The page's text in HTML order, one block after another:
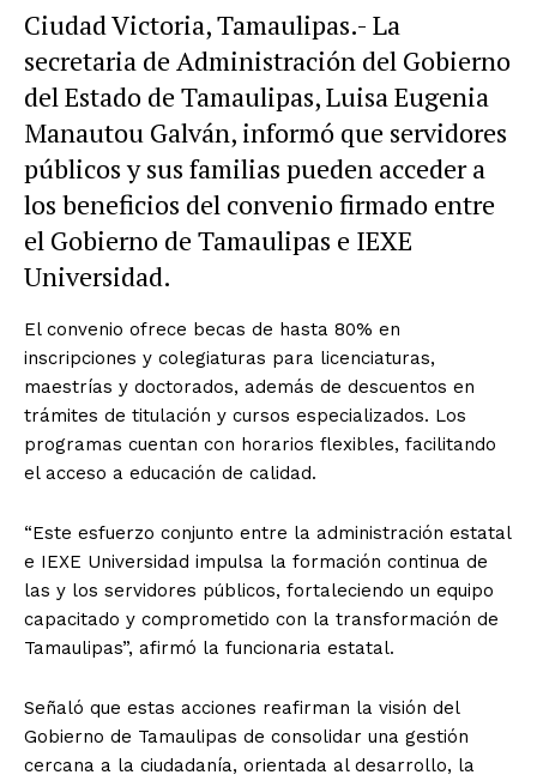
Ciudad Victoria, Tamaulipas.- La
secretaria de Administración del Gobierno
del Estado de Tamaulipas, Luisa Eugenia
Manautou Galván, informó que servidores
públicos y sus familias pueden acceder a
los beneficios del convenio firmado entre
el Gobierno de Tamaulipas e IEXE
Universidad.
El convenio ofrece becas de hasta 80% en
inscripciones y colegiaturas para licenciaturas,
maestrías y doctorados, además de descuentos en
trámites de titulación y cursos especializados. Los
programas cuentan con horarios flexibles, facilitando
el acceso a educación de calidad.
“Este esfuerzo conjunto entre la administración estatal
e IEXE Universidad impulsa la formación continua de
las y los servidores públicos, fortaleciendo un equipo
capacitado y comprometido con la transformación de
Tamaulipas”, afirmó la funcionaria estatal.
Señaló que estas acciones reafirman la visión del
Gobierno de Tamaulipas de consolidar una gestión
cercana a la ciudadanía, orientada al desarrollo, la